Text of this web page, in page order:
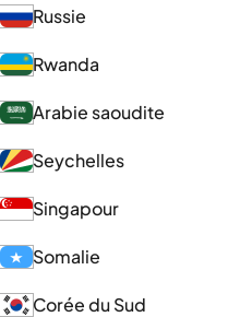
Russie
Rwanda
Arabie saoudite
Seychelles
Singapour
Somalie
Corée du Sud